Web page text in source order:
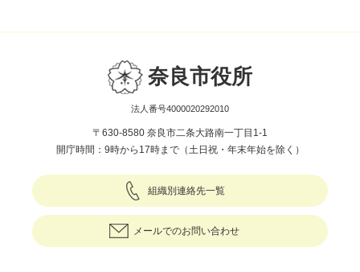
奈良市役所
法人番号4000020292010
〒630-8580 奈良市二条大路南一丁目1-1
開庁時間：9時から17時まで（土日祝・年末年始を除く）
組織別連絡先一覧
メールでのお問い合わせ